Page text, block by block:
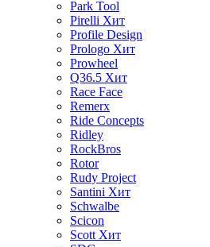
Park Tool
Pirelli Хит
Profile Design
Prologo Хит
Prowheel
Q36.5 Хит
Race Face
Remerx
Ride Concepts
Ridley
RockBros
Rotor
Rudy Project
Santini Хит
Schwalbe
Scicon
Scott Хит